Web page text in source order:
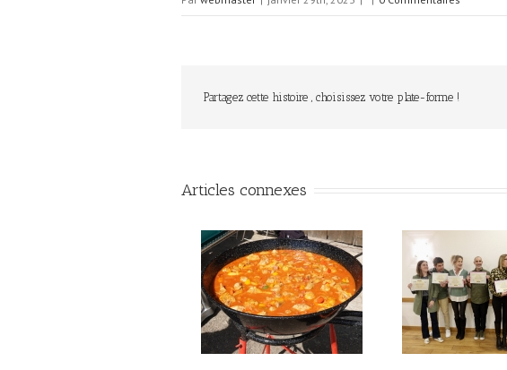
Partagez cette histoire , choisissez votre plate-forme !
Articles connexes